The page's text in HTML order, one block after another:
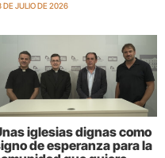
DE JULIO DE 2026
iglesias dignas como
de esperanza para la